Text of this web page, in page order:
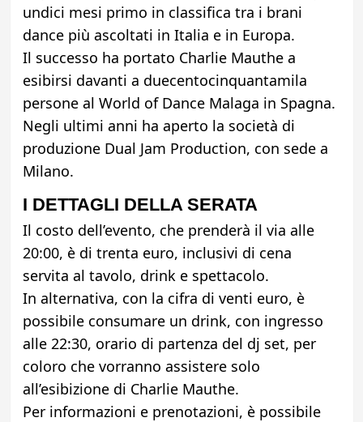
undici mesi primo in classifica tra i brani
dance più ascoltati in Italia e in Europa.
Il successo ha portato Charlie Mauthe a
esibirsi davanti a duecentocinquantamila
persone al World of Dance Malaga in Spagna.
Negli ultimi anni ha aperto la società di
produzione Dual Jam Production, con sede a
Milano.
I DETTAGLI DELLA SERATA
Il costo dell’evento, che prenderà il via alle
20:00, è di trenta euro, inclusivi di cena
servita al tavolo, drink e spettacolo.
In alternativa, con la cifra di venti euro, è
possibile consumare un drink, con ingresso
alle 22:30, orario di partenza del dj set, per
coloro che vorranno assistere solo
all’esibizione di Charlie Mauthe.
Per informazioni e prenotazioni, è possibile